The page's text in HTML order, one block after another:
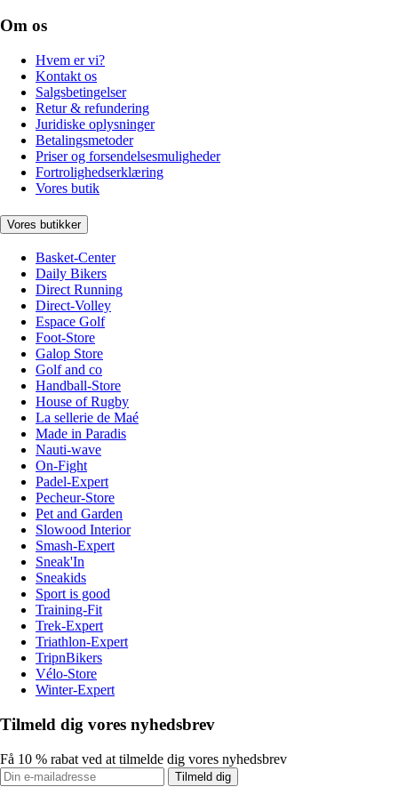
Om os
Hvem er vi?
Kontakt os
Salgsbetingelser
Retur & refundering
Juridiske oplysninger
Betalingsmetoder
Priser og forsendelsesmuligheder
Fortrolighedserklæring
Vores butik
Vores butikker
Basket-Center
Daily Bikers
Direct Running
Direct-Volley
Espace Golf
Foot-Store
Galop Store
Golf and co
Handball-Store
House of Rugby
La sellerie de Maé
Made in Paradis
Nauti-wave
On-Fight
Padel-Expert
Pecheur-Store
Pet and Garden
Slowood Interior
Smash-Expert
Sneak'In
Sneakids
Sport is good
Training-Fit
Trek-Expert
Triathlon-Expert
TripnBikers
Vélo-Store
Winter-Expert
Tilmeld dig vores nyhedsbrev
Få 10 % rabat ved at tilmelde dig vores nyhedsbrev
Tilmeld dig